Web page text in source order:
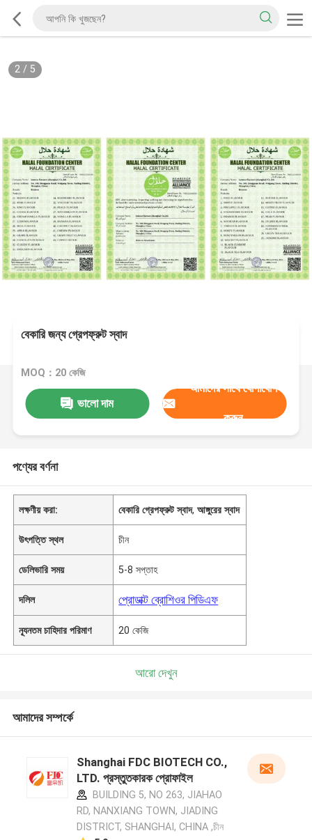
2/ 5
বেকারি জন্য গ্রেপফ্রুট স্বাদ
MOQ：20 কেজি
ভালো দাম
আমাদের সাথে যোগাযোগ
করুন
পণ্যের বর্ণনা
লক্ষণীয় করা: বেকারি গ্রেপফ্রুট স্বাদ,আঙ্গুরের স্বাদ
উৎপত্তি স্থল চীন
ডেলিভারি সময় 5-8 সপ্তাহ
দলিল প্রোডাক্ট ব্রোশিওর পিডিএফ
ন্যূনতম চাহিদার পরিমাণ 20 কেজি
আরো দেখুন
আমাদের সম্পর্কে
Shanghai FDC BIOTECH CO.,
LTD. প্রস্তুতকারক প্রোফাইল
BUILDING 5, NO 263, JIAHAO
RD, NANXIANG TOWN, JIADING
DISTRICT, SHANGHAI, CHINA ,চীন